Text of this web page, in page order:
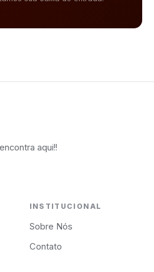
aqui!!
INSTITUCIONAL
Sobre Nós
Contato